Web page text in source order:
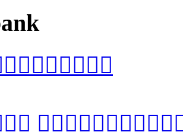

